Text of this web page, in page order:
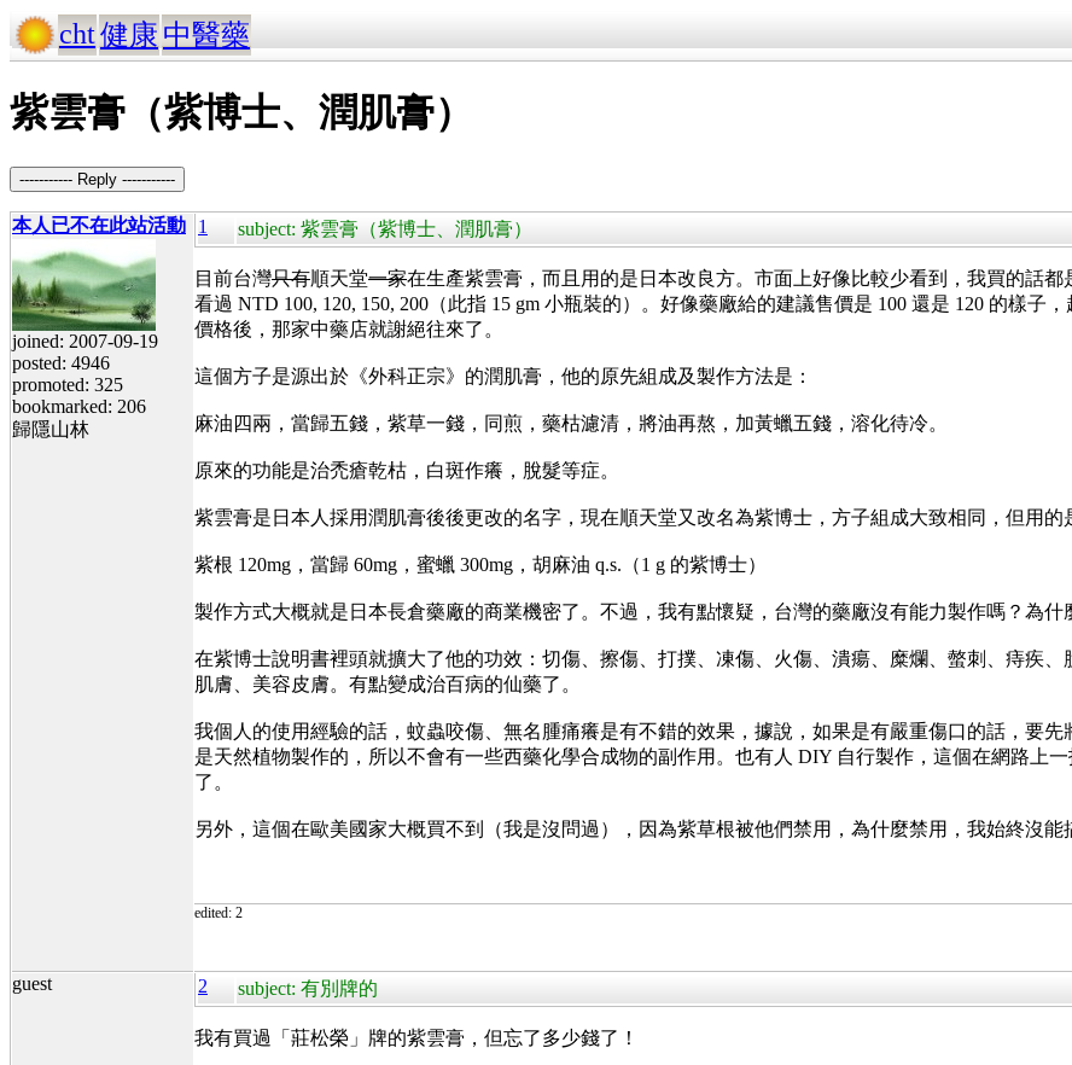
cht健康 中醫藥
紫雲膏（紫博士、潤肌膏）
----------- Reply -----------
本人已不在此站活動
joined: 2007-09-19
posted: 4946
promoted: 325
bookmarked: 206
歸隱山林
1 subject: 紫雲膏（紫博士、潤肌膏）
目前台灣只有順天堂一家在生產紫雲膏，而且用的是日本改良方。市面上好像比較少看到，我買的話
看過 NTD 100, 120, 150, 200（此指 15 gm 小瓶裝的）。好像藥廠給的建議售價是 100 還是 120 的樣子
價格後，那家中藥店就謝絕往來了。
這個方子是源出於《外科正宗》的潤肌膏，他的原先組成及製作方法是：
麻油四兩，當歸五錢，紫草一錢，同煎，藥枯濾清，將油再熬，加黃蠟五錢，溶化待冷。
原來的功能是治禿瘡乾枯，白斑作癢，脫髮等症。
紫雲膏是日本人採用潤肌膏後後更改的名字，現在順天堂又改名為紫博士，方子組成大致相同，但用的
紫根 120mg，當歸 60mg，蜜蠟 300mg，胡麻油 q.s.（1 g 的紫博士）
製作方式大概就是日本長倉藥廠的商業機密了。不過，我有點懷疑，台灣的藥廠沒有能力製作嗎？為什
在紫博士說明書裡頭就擴大了他的功效：切傷、擦傷、打撲、凍傷、火傷、潰瘍、糜爛、螫刺、痔疾
肌膚、美容皮膚。有點變成治百病的仙藥了。
我個人的使用經驗的話，蚊蟲咬傷、無名腫痛癢是有不錯的效果，據說，如果是有嚴重傷口的話，要
是天然植物製作的，所以不會有一些西藥化學合成物的副作用。也有人 DIY 自行製作，這個在網路上
了。
另外，這個在歐美國家大概買不到（我是沒問過），因為紫草根被他們禁用，為什麼禁用，我始終沒能
edited: 2
guest 2 subject: 有別牌的
我有買過「莊松榮」牌的紫雲膏，但忘了多少錢了！